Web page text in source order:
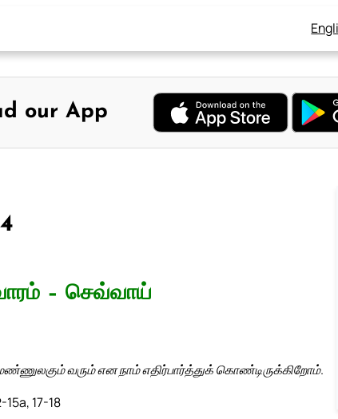
our App
– செவ்வாய்
மண்ணுலகும் வரும் என நாம் எதிர்பார்த்துக் கொண்டிருக்கிறோம்.
15a, 17-18